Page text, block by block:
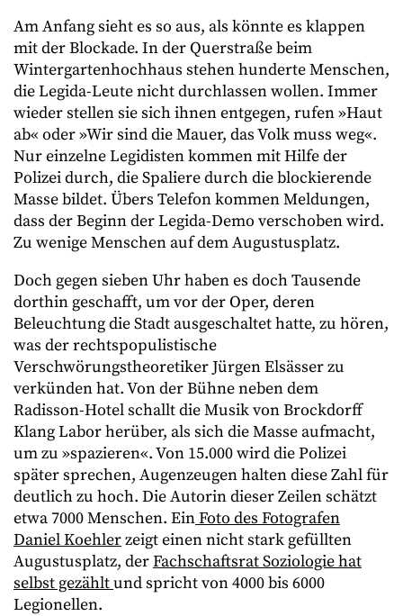
Am Anfang sieht es so aus, als könnte es klappen
mit der Blockade. In der Querstraße beim
Wintergartenhochhaus stehen hunderte Menschen,
die Legida-Leute nicht durchlassen wollen. Immer
wieder stellen sie sich ihnen entgegen, rufen »Haut
ab« oder »Wir sind die Mauer, das Volk muss weg«.
Nur einzelne Legidisten kommen mit Hilfe der
Polizei durch, die Spaliere durch die blockierende
Masse bildet. Übers Telefon kommen Meldungen,
dass der Beginn der Legida-Demo verschoben wird.
Zu wenige Menschen auf dem Augustusplatz.
Doch gegen sieben Uhr haben es doch Tausende
dorthin geschafft, um vor der Oper, deren
Beleuchtung die Stadt ausgeschaltet hatte, zu hören,
was der rechtspopulistische
Verschwörungstheoretiker Jürgen Elsässer zu
verkünden hat. Von der Bühne neben dem
Radisson-Hotel schallt die Musik von Brockdorff
Klang Labor herüber, als sich die Masse aufmacht,
um zu »spazieren«. Von 15.000 wird die Polizei
später sprechen, Augenzeugen halten diese Zahl für
deutlich zu hoch. Die Autorin dieser Zeilen schätzt
etwa 7000 Menschen. EinFoto des Fotografen
Daniel Koehlerzeigt einen nicht stark gefüllten
Augustusplatz, derFachschaftsrat Soziologie hat
selbst gezähltund spricht von 4000 bis 6000
Legionellen.